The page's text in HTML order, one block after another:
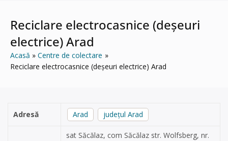
Reciclare electrocasnice (deșeuri
electrice) Arad
Acasă
Centre de colectare
Reciclare electrocasnice (deșeuri electrice) Arad
Adresă Arad județul Arad
sat Săcălaz, com Săcălaz str. Wolfsberg, nr.